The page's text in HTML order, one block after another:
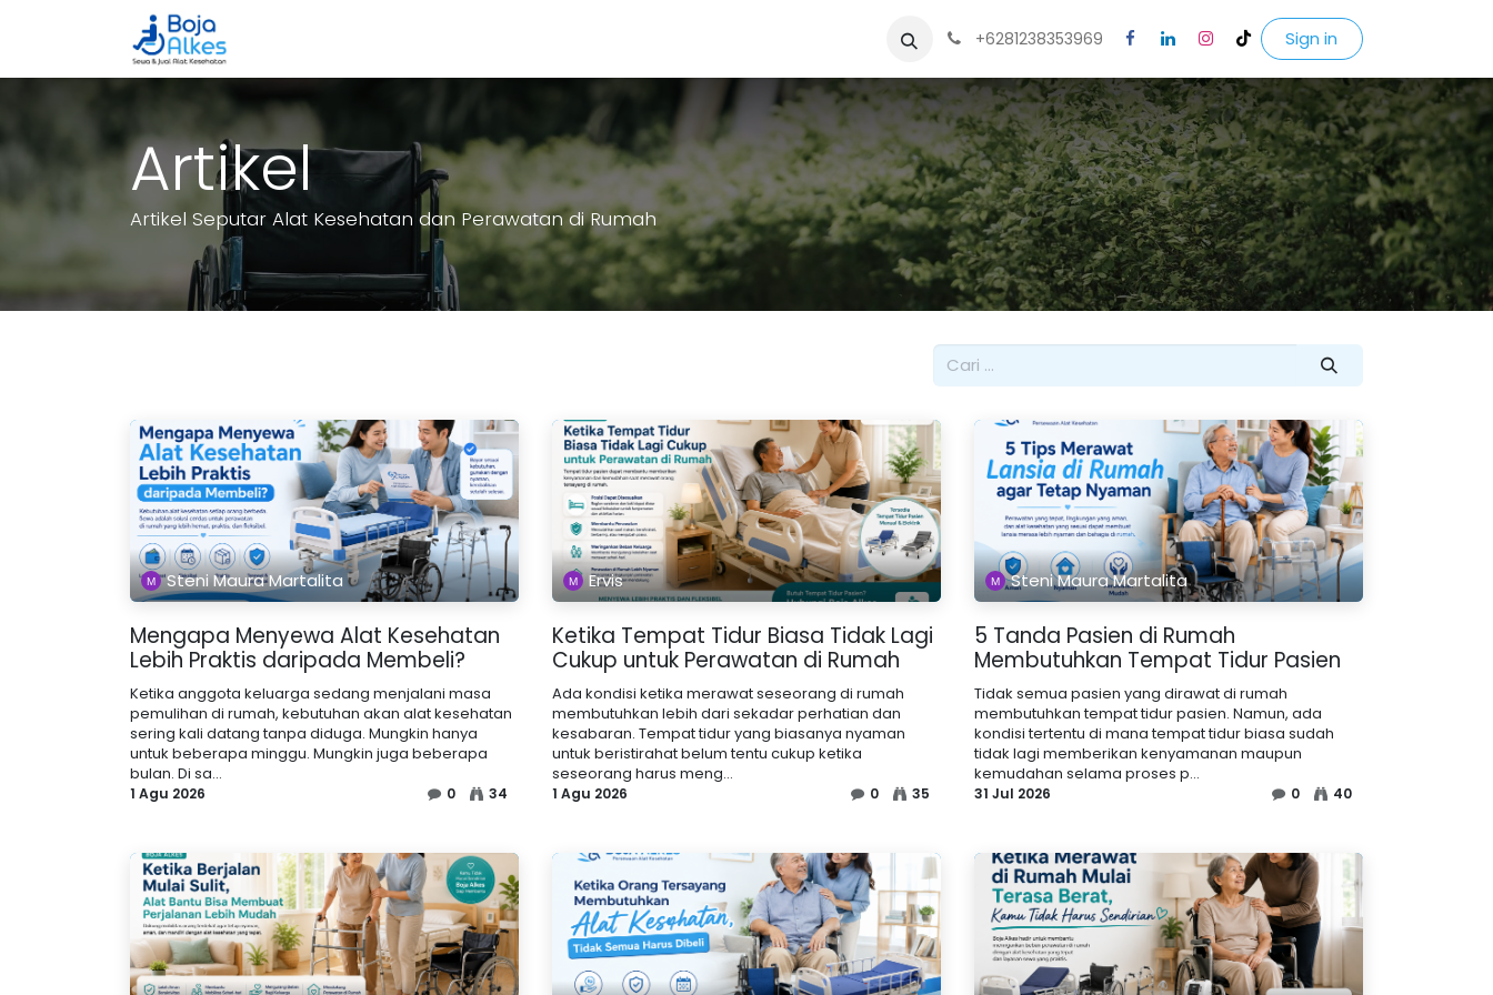
+6281238353969 Sign in
Artikel
Artikel Seputar Alat Kesehatan dan Perawatan di Rumah
Steni Maura Martalita
Mengapa Menyewa Alat Kesehatan
Lebih Praktis daripada Membeli?
Ketika anggota keluarga sedang menjalani masa
pemulihan di rumah, kebutuhan akan alat kesehatan
sering kali datang tanpa diduga. Mungkin hanya
untuk beberapa minggu. Mungkin juga beberapa
bulan. Di sa...
1 Agu 2026 0 34
Ervis
Ketika Tempat Tidur Biasa Tidak Lagi
Cukup untuk Perawatan di Rumah
Ada kondisi ketika merawat seseorang di rumah
membutuhkan lebih dari sekadar perhatian dan
kesabaran. Tempat tidur yang biasanya nyaman
untuk beristirahat belum tentu cukup ketika
seseorang harus meng...
1 Agu 2026 0 35
Steni Maura Martalita
5 Tanda Pasien di Rumah
Membutuhkan Tempat Tidur Pasien
Tidak semua pasien yang dirawat di rumah
membutuhkan tempat tidur pasien. Namun, ada
kondisi tertentu di mana tempat tidur biasa sudah
tidak lagi memberikan kenyamanan maupun
kemudahan selama proses p...
31 Jul 2026 0 40